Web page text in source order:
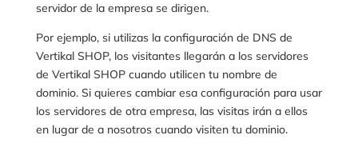
servidor de la empresa se dirigen.
Por ejemplo, si utilizas la configuración de DNS de
Vertikal SHOP, los visitantes llegarán a los servidores
de Vertikal SHOP cuando utilicen tu nombre de
dominio. Si quieres cambiar esa configuración para usar
los servidores de otra empresa, las visitas irán a ellos
en lugar de a nosotros cuando visiten tu dominio.